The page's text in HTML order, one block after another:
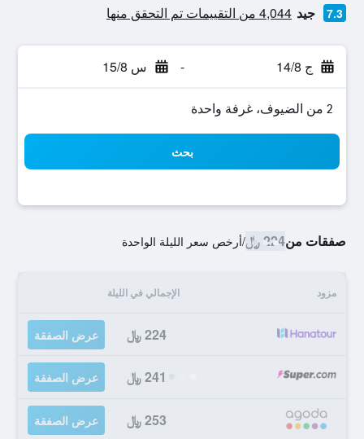
7.3 جيد 4,044 من التقييمات تم التحقق منها
ج 14/8 - س 15/8
2 من الضيوف، غرفة واحدة
بحث
صفقات من224 ﷼ /أرخص سعر الليلة الواحدة
مزود الإجمالي في الليلة
224 ﷼ عرض الصفقة
241 ﷼ عرض الصفقة
253 ﷼ عرض الصفقة